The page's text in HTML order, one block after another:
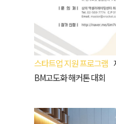
스타트업 지원 프로그램
BM고도화 해커톤 대회